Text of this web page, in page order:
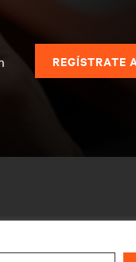
REGÍSTRATE